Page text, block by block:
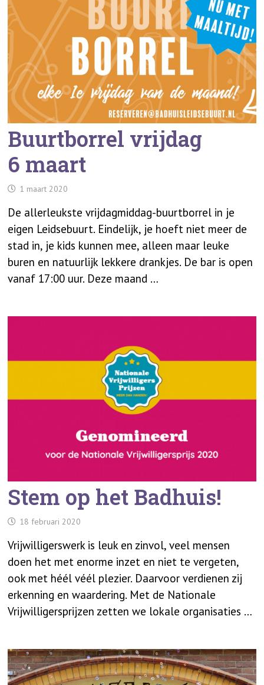
Buurtborrel vrijdag
6 maart
1 maart 2020
De allerleukste vrijdagmiddag-buurtborrel in je
eigen Leidsebuurt. Eindelijk, je hoeft niet meer de
stad in, je kids kunnen mee, alleen maar leuke
buren en natuurlijk lekkere drankjes. De bar is open
vanaf 17:00 uur. Deze maand …
Stem op het Badhuis!
18 februari 2020
Vrijwilligerswerk is leuk en zinvol, veel mensen
doen het met enorme inzet en niet te vergeten,
ook met héél véél plezier. Daarvoor verdienen zij
erkenning en waardering. Met de Nationale
Vrijwilligersprijzen zetten we lokale organisaties …